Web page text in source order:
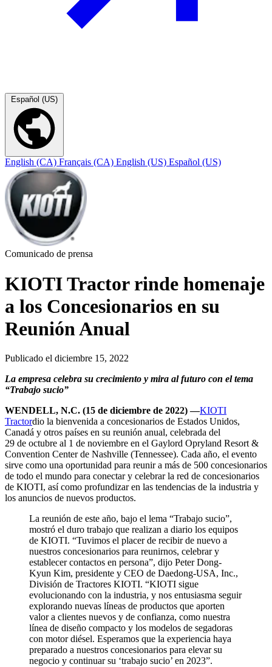
Español (US)
English (CA) Français (CA) English (US) Español (US)
Comunicado de prensa
KIOTI Tractor rinde homenaje
a los Concesionarios en su
Reunión Anual
Publicado el diciembre 15, 2022
La empresa celebra su crecimiento y mira al futuro con el tema
“Trabajo sucio”
WENDELL, N.C. (15 de diciembre de 2022) —KIOTI
Tractordio la bienvenida a concesionarios de Estados Unidos,
Canadá y otros países en su reunión anual, celebrada del
29 de octubre al 1 de noviembre en el Gaylord Opryland Resort &
Convention Center de Nashville (Tennessee). Cada año, el evento
sirve como una oportunidad para reunir a más de 500 concesionarios
de todo el mundo para conectar y celebrar la red de concesionarios
de KIOTI, así como profundizar en las tendencias de la industria y
los anuncios de nuevos productos.
La reunión de este año, bajo el lema “Trabajo sucio”,
mostró el duro trabajo que realizan a diario los equipos
de KIOTI. “Tuvimos el placer de recibir de nuevo a
nuestros concesionarios para reunirnos, celebrar y
establecer contactos en persona”, dijo Peter Dong-
Kyun Kim, presidente y CEO de Daedong-USA, Inc.,
División de Tractores KIOTI. “KIOTI sigue
evolucionando con la industria, y nos entusiasma seguir
explorando nuevas líneas de productos que aporten
valor a clientes nuevos y de confianza, como nuestra
línea de diseño compacto y los modelos de segadoras
con motor diésel. Esperamos que la experiencia haya
preparado a nuestros concesionarios para elevar su
negocio y continuar su ‘trabajo sucio’ en 2023”.